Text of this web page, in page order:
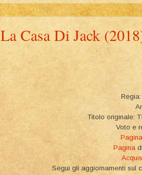
La Casa Di Jack
Titolo originale:
Voto e
Pagina
Pagina
Segui gli aggiornamenti sul